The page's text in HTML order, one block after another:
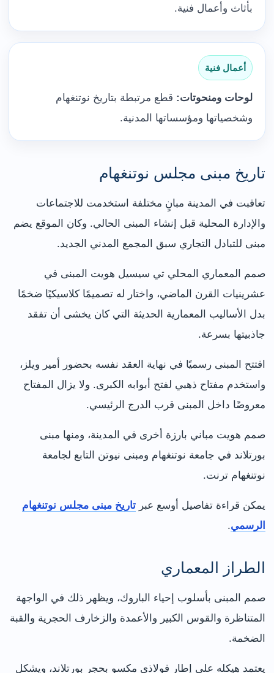
بأثاث وأعمال فنية.
أعمال فنية
لوحات ومنحوتات: قطع مرتبطة بتاريخ نوتنغهام
وشخصياتها ومؤسساتها المدنية.
تاريخ مبنى مجلس نوتنغهام
تعاقبت في المدينة مبانٍ مختلفة استخدمت للاجتماعات
والإدارة المحلية قبل إنشاء المبنى الحالي. وكان الموقع يضم
مبنى للتبادل التجاري سبق المجمع المدني الجديد.
صمم المعماري المحلي تي سيسيل هويت المبنى في
عشرينيات القرن الماضي، واختار له تصميمًا كلاسيكيًا ضخمًا
بدل الأساليب المعمارية الحديثة التي كان يخشى أن تفقد
جاذبيتها بسرعة.
افتتح المبنى رسميًا في نهاية العقد نفسه بحضور أمير ويلز،
واستخدم مفتاح ذهبي لفتح أبوابه الكبرى. ولا يزال المفتاح
معروضًا داخل المبنى قرب الدرج الرئيسي.
صمم هويت مباني بارزة أخرى في المدينة، ومنها مبنى
بورتلاند في جامعة نوتنغهام ومبنى نيوتن التابع لجامعة
نوتنغهام ترنت.
يمكن قراءة تفاصيل أوسع عبر تاريخ مبنى مجلس نوتنغهام
الرسمي.
الطراز المعماري
صمم المبنى بأسلوب إحياء الباروك، ويظهر ذلك في الواجهة
المتناظرة والقوس الكبير والأعمدة والزخارف الحجرية والقبة
الضخمة.
يعتمد هيكله على إطار فولاذي مكسو بحجر بورتلاند، ويشكل